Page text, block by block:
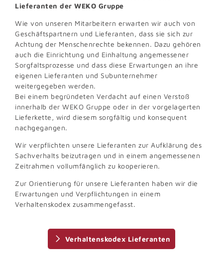
Lieferanten der WEKO Gruppe
Wie von unseren Mitarbeitern erwarten wir auch von
Geschäftspartnern und Lieferanten, dass sie sich zur
Achtung der Menschenrechte bekennen. Dazu gehören
auch die Einrichtung und Einhaltung angemessener
Sorgfaltsprozesse und dass diese Erwartungen an ihre
eigenen Lieferanten und Subunternehmer
weitergegeben werden.
Bei einem begründeten Verdacht auf einen Verstoß
innerhalb der WEKO Gruppe oder in der vorgelagerten
Lieferkette, wird diesem sorgfältig und konsequent
nachgegangen.
Wir verpflichten unsere Lieferanten zur Aufklärung des
Sachverhalts beizutragen und in einem angemessenen
Zeitrahmen vollumfänglich zu kooperieren.
Zur Orientierung für unsere Lieferanten haben wir die
Erwartungen und Verpflichtungen in einem
Verhaltenskodex zusammengefasst.
Verhaltenskodex Lieferanten